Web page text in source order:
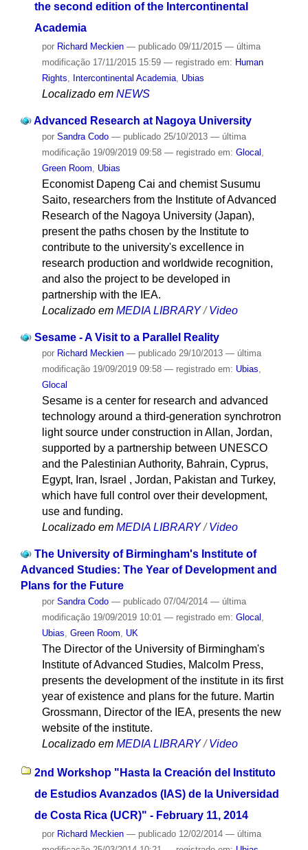
the second edition of the Intercontinental
Academia
por Richard Meckien — publicado09/11/2015 — última
modificação17/11/2015 15:59 — registrado em: Human
Rights, Intercontinental Academia, Ubias
Localizado em NEWS
Advanced Research at Nagoya University
por Sandra Codo — publicado25/10/2013 — última
modificação19/09/2019 09:58 — registrado em: Glocal ,
Green Room, Ubias
Economist Dapeng Cai and chemist Susumu
Saito, researchers from the Institute of Advanced
Research of the Nagoya University (Japan),
present the paths chosen by the Institute to
contribute to the university's excellence in
research production and worldwide recognition,
and also the project to be developed in
partnership with the IEA.
Localizado em MEDIA LIBRARY /Video
Sesame - A Visit to a Parallel Reality
por Richard Meckien — publicado29/10/2013 — última
modificação19/09/2019 09:58 — registrado em: Ubias
Glocal
Sesame is a center for research and advanced
technology around a third-generation synchrotron
light source under construction in Allan, Jordan,
supported by a partnership between UNESCO
and the Palestinian Authority, Bahrain, Cyprus,
Egypt, Iran, Israel , Jordan, Pakistan and Turkey,
which have full control over their development,
use and funding.
Localizado em MEDIA LIBRARY /Video
The University of Birmingham's Institute of
Advanced Studies: The Year of Development and
Plans for the Future
por Sandra Codo — publicado07/04/2014 — última
modificação19/09/2019 10:01 — registrado em: Glocal
Ubias Green Room UK
The Director of the University of Birmingham's
Institute of Advanced Studies, Malcolm Press,
presents the development of the institute in its first
year of existence and plans for the future. Martin
Grossmann, Director of the IEA, presents the new
website of the institute.
Localizado em MEDIA LIBRARY /Video
2nd Workshop "Hasta la Creación del Instituto
de Estudios Avanzados (IAS) de la Universidad
de Costa Rica (UCR)" - February 11, 2014
por Richard Meckien — publicado12/02/2014 — última